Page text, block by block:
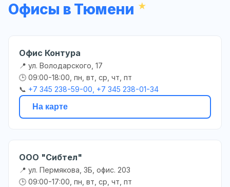
Офисы в Тюмени
Офис Контура
📍 ул. Володарского, 17
🕒 09:00-18:00, пн, вт, ср, чт, пт
📞 +7 345 238-59-00, +7 345 238-01-34
На карте
ООО "Сибтел"
📍 ул. Пермякова, 3Б, офис. 203
🕒 09:00-17:00, пн, вт, ср, чт, пт